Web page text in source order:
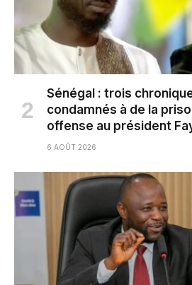
Sénégal : trois
condamnés à de la
offense au président
6 AOÛT 2026